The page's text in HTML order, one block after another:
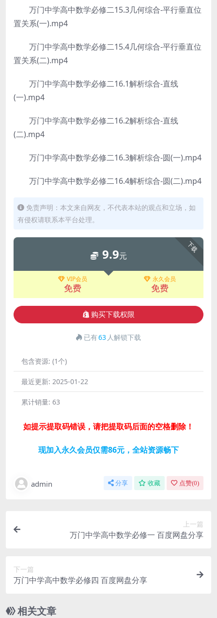
万门中学高中数学必修二15.3几何综合-平行垂直位
置关系(一).mp4
万门中学高中数学必修二15.4几何综合-平行垂直位
置关系(二).mp4
万门中学高中数学必修二16.1解析综合-直线
(一).mp4
万门中学高中数学必修二16.2解析综合-直线
(二).mp4
万门中学高中数学必修二16.3解析综合-圆(一).mp4
万门中学高中数学必修二16.4解析综合-圆(二).mp4
免责声明：本文来自网友，不代表本站的观点和立场，如
有侵权请联系本平台处理。
下载
9.9元
VIP会员
免费
永久会员
免费
购买下载权限
已有63 人解锁下载
包含资源: (1个)
最近更新: 2025-01-22
累计销量: 63
如提示提取码错误，请把提取码后面的空格删除！
现加入永久会员仅需86元，全站资源畅下
admin 分享 收藏 点赞(0)
上一篇
万门中学高中数学必修一 百度网盘分享
下一篇
万门中学高中数学必修四 百度网盘分享
相关文章